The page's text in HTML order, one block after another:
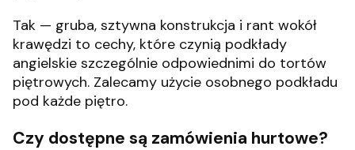
Tak — gruba, sztywna konstrukcja i rant wokół
krawędzi to cechy, które czynią podkłady
angielskie szczególnie odpowiednimi do tortów
piętrowych. Zalecamy użycie osobnego podkładu
pod każde piętro.
Czy dostępne są zamówienia hurtowe?